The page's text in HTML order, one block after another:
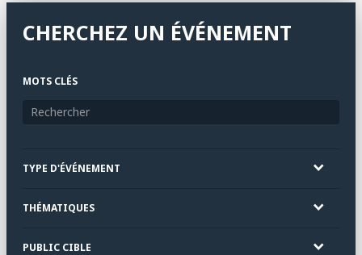
CHERCHEZ UN ÉVÉNEMENT
MOTS CLÉS
TYPE D'ÉVÉNEMENT
THÉMATIQUES
PUBLIC CIBLE